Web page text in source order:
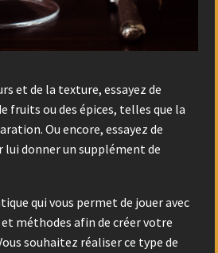
et de la texture, essayez de
fruits ou des épices, telles que la
Ou encore, essayez de
lui donner un supplément de
qui vous permet de jouer avec
méthodes afin de créer votre
souhaitez réaliser ce type de